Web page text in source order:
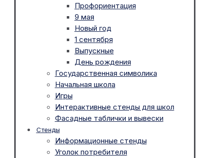
Профориентация
9 мая
Новый год
1 сентября
Выпускные
День рождения
Государственная символика
Начальная школа
Игры
Интерактивные стенды для школ
Фасадные таблички и вывески
Стенды
Информационные стенды
Уголок потребителя